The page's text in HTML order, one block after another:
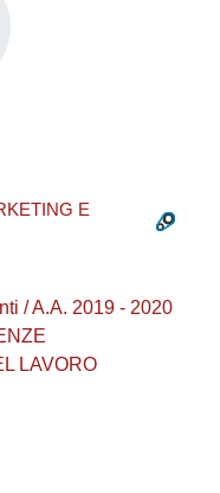
E
/ A.A. 2019 - 2020
LAVORO